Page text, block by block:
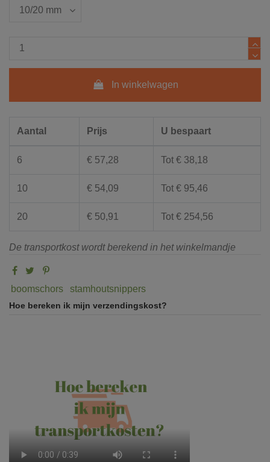
In winkelwagen
Aantal Prijs U bespaart
6 € 57,28 Tot € 38,18
10 € 54,09 Tot € 95,46
20 € 50,91 Tot € 254,56
De transportkost wordt berekend in het winkelmandje
boomschors stamhoutsnippers
Hoe bereken ik mijn verzendingskost?